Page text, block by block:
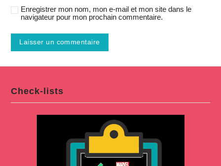
Enregistrer mon nom, mon e-mail et mon site dans le
navigateur pour mon prochain commentaire.
Check-lists